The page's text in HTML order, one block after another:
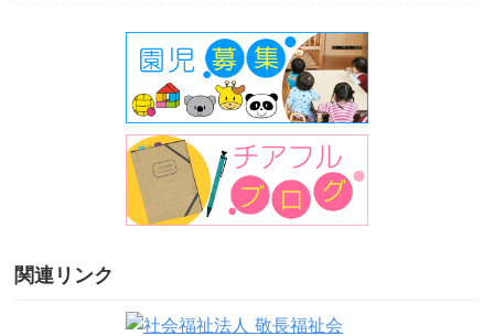
関連リンク